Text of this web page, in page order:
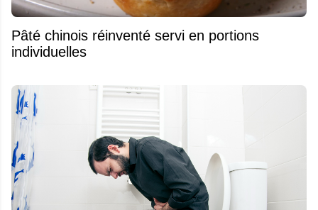
Pâté chinois réinventé servi en portions
individuelles